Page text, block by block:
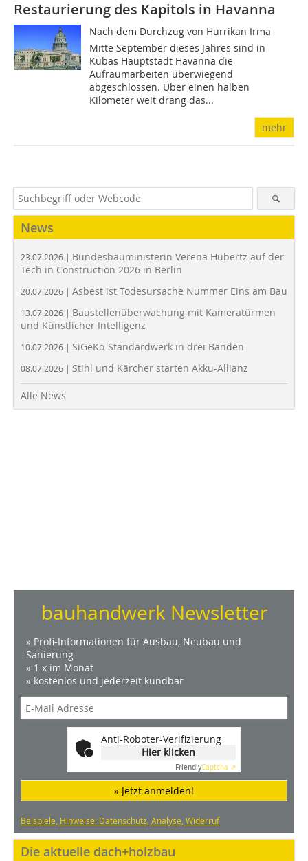
Restaurierung des Kapitols in Havanna
Nach dem Durchzug von Hurrikan Irma
Mitte September dieses Jahres sind in
Kubas Hauptstadt Havanna die
Aufräumarbeiten überwiegend
abgeschlossen. Über einen halben
Kilometer weit drang das...
mehr
News
23.07.2026 | Bundesbauministerin Verena Hubertz auf der
Tech in Construction 2026 in Berlin
20.07.2026 | Asbest ist Todesursache Nummer Eins am Bau
13.07.2026 | Baustellenüberwachung mit Kameratürmen
und Künstlicher Intelligenz
10.07.2026 | SiGeKo-Standardwerk in drei Bänden
08.07.2026 | Stihl und Kärcher starten Akku-Allianz
Alle News
bauhandwerk Newsletter
» Profi-Informationen für Ausbau, Neubau und
Sanierung
» 1 x im Monat
» kostenlos und jederzeit kündbar
Anti-Roboter-Verifizierung
Hier klicken
FriendlyCaptcha ⇗
» Jetzt anmelden!
Beispiele, Hinweise: Datenschutz, Analyse, Widerruf
Die aktuelle dach+holzbau